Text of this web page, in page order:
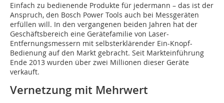
Einfach zu bedienende Produkte für jedermann – das ist der
Anspruch, den Bosch Power Tools auch bei Messgeräten
erfüllen will. In den vergangenen beiden Jahren hat der
Geschäftsbereich eine Gerätefamilie von Laser-
Entfernungsmessern mit selbsterklärender Ein-Knopf-
Bedienung auf den Markt gebracht. Seit Markteinführung
Ende 2013 wurden über zwei Millionen dieser Geräte
verkauft.
Vernetzung mit Mehrwert